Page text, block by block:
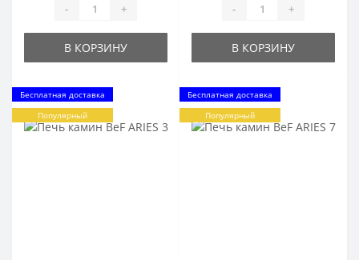
- +
В КОРЗИНУ
- +
В КОРЗИНУ
Бесплатная доставка
Популярный
Бесплатная доставка
Популярный